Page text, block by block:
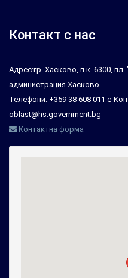
Контакт с нас
Адрес:гр. Хасково, п.к. 6300,
администрация Хасково
Телефони: +359 38 608 011 е-
oblast@hs.government.bg
Контактна форма